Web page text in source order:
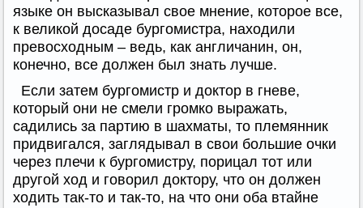
языке он высказывал свое мнение, которое все,
к великой досаде бургомистра, находили
превосходным – ведь, как англичанин, он,
конечно, все должен был знать лучше.
Если затем бургомистр и доктор в гневе,
который они не смели громко выражать,
садились за партию в шахматы, то племянник
придвигался, заглядывал в свои большие очки
через плечи к бургомистру, порицал тот или
другой ход и говорил доктору, что он должен
ходить так-то и так-то, на что они оба втайне